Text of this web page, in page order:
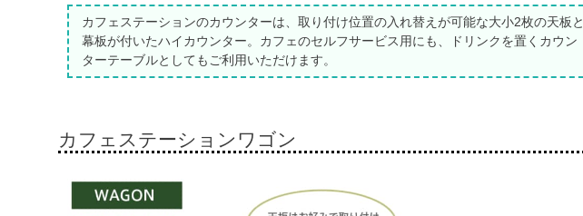
カフェステーションのカウンターは、取り付け位置の入れ替えが可能な大小2枚の天板と
幕板が付いたハイカウンター。カフェのセルフサービス用にも、ドリンクを置くカウン
ターテーブルとしてもご利用いただけます。
カフェステーションワゴン